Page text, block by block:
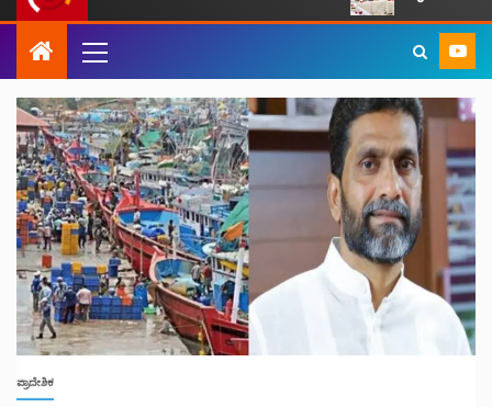
ಪ್ರಾದೇಶಿಕ